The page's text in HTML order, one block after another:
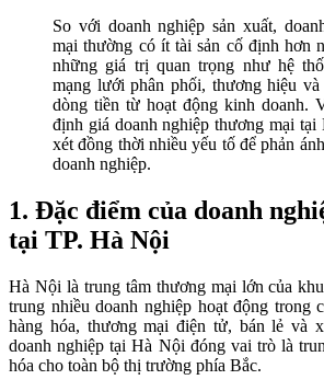
So với doanh nghiệp sản xuất,
mại thường có ít tài sản cố định hơn
những giá trị quan trọng như hệ
mạng lưới phân phối, thương hiệu và
dòng tiền từ hoạt động kinh doanh.
định giá doanh nghiệp thương mại tại
xét đồng thời nhiều yếu tố để phản
doanh nghiệp.
1. Đặc điểm của doanh
tại TP. Hà Nội
Hà Nội là trung tâm thương mại lớn của
trung nhiều doanh nghiệp hoạt động trong
hàng hóa, thương mại điện tử, bán lẻ và
doanh nghiệp tại Hà Nội đóng vai trò là
hóa cho toàn bộ thị trường phía Bắc.